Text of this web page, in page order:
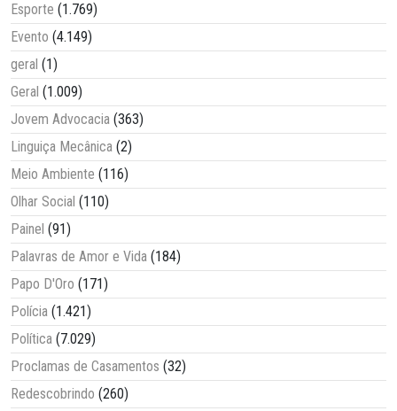
Esporte (1.769)
Evento (4.149)
geral (1)
Geral (1.009)
Jovem Advocacia (363)
Linguiça Mecânica (2)
Meio Ambiente (116)
Olhar Social (110)
Painel (91)
Palavras de Amor e Vida (184)
Papo D'Oro (171)
Polícia (1.421)
Política (7.029)
Proclamas de Casamentos (32)
Redescobrindo (260)